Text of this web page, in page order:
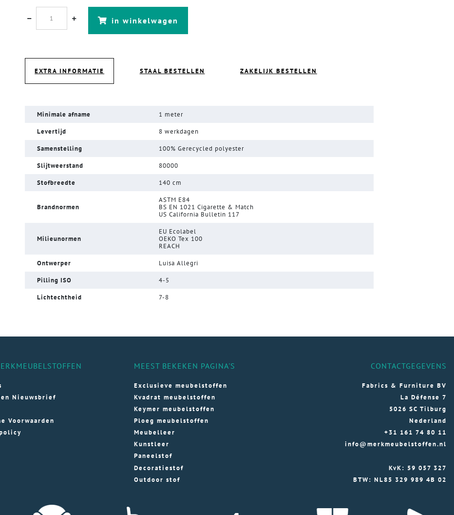
in winkelwagen
EXTRA INFORMATIE STAAL BESTELLEN ZAKELIJK BESTELLEN
Minimale afname 1 meter
Levertijd 8 werkdagen
Samenstelling 100% Gerecycled polyester
Slijtweerstand 80000
Stofbreedte 140 cm
Brandnormen
ASTM E84
BS EN 1021 Cigarette & Match
US California Bulletin 117
Milieunormen
EU Ecolabel
OEKO Tex 100
REACH
Ontwerper Luisa Allegri
Pilling ISO 4-5
Lichtechtheid 7-8
Nieuwsbrief
Voorwaarden
MEEST BEKEKEN PAGINA'S
Exclusieve meubelstoffen
Kvadrat meubelstoffen
Keymer meubelstoffen
Ploeg meubelstoffen
Meubelleer
Kunstleer
Paneelstof
Decoratiestof
Outdoor stof
CONTACTGEGEVENS
Fabrics & Furniture BV
La Défense 7
5026 SC Tilburg
Nederland
+31 161 74 80 11
info@merkmeubelstoffen.nl
KvK: 59 057 327
BTW: NL85 329 989 4B 02